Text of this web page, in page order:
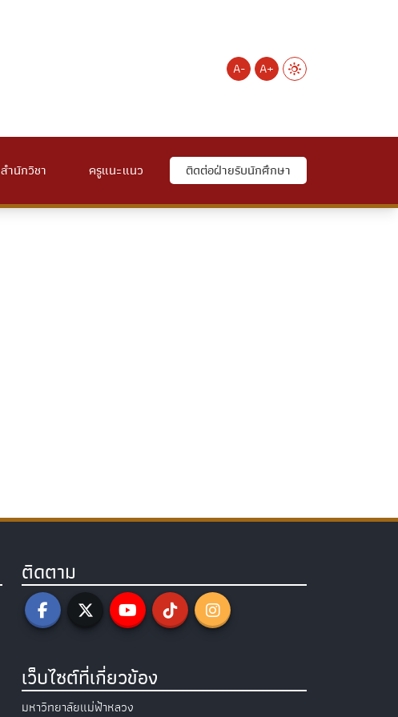
A- A+
สำนักวิชา ครูแนะแนว ติดต่อฝ่ายรับนักศึกษา
ติดตาม
เว็บไซต์ที่เกี่ยวข้อง
มหาวิทยาลัยแม่ฟ้าหลวง